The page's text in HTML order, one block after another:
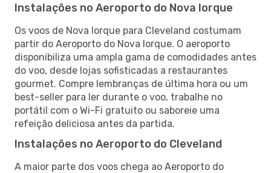
Instalações no Aeroporto do Nova Iorque
Os voos de Nova Iorque para Cleveland costumam
partir do Aeroporto do Nova Iorque. O aeroporto
disponibiliza uma ampla gama de comodidades antes
do voo, desde lojas sofisticadas a restaurantes
gourmet. Compre lembranças de última hora ou um
best-seller para ler durante o voo, trabalhe no
portátil com o Wi-Fi gratuito ou saboreie uma
refeição deliciosa antes da partida.
Instalações no Aeroporto do Cleveland
A maior parte dos voos chega ao Aeroporto do